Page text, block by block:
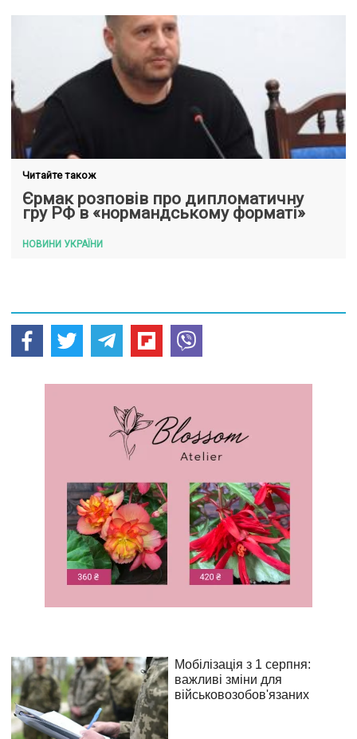
Читайте також
Єрмак розповів про дипломатичну
гру РФ в «нормандському форматі»
НОВИНИ УКРАЇНИ